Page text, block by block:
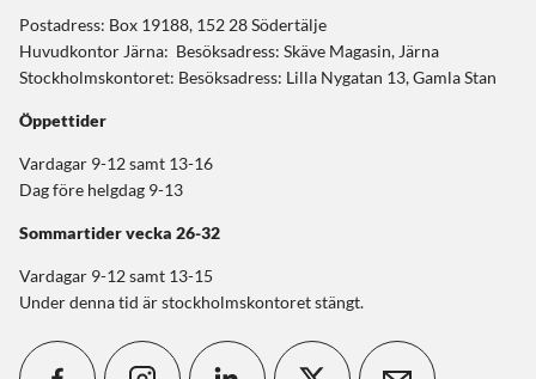
Postadress: Box 19188, 152 28 Södertälje
Huvudkontor Järna: Besöksadress: Skäve Magasin, Järna
Stockholmskontoret: Besöksadress: Lilla Nygatan 13, Gamla Stan
Öppettider
Vardagar 9-12 samt 13-16
Dag före helgdag 9-13
Sommartidervecka 26-32
Vardagar 9-12 samt 13-15
Under denna tid är stockholmskontoret stängt.